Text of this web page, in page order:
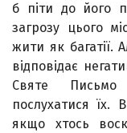
б піти до його
загрозу цього
жити як багатії.
відповідає
Святе Письмо
послухатися їх.
якщо хтось